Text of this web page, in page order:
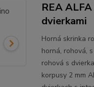
REA
dvierkami
Horná skrinka
horná, rohová,
rohová s
korpusy 2 mm